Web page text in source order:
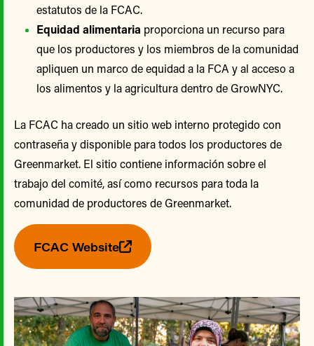
estatutos de la FCAC.
Equidad alimentaria proporciona un recurso para
que los productores y los miembros de la comunidad
apliquen un marco de equidad a la FCA y al acceso a
los alimentos y la agricultura dentro de GrowNYC.
La FCAC ha creado un sitio web interno protegido con
contraseña y disponible para todos los productores de
Greenmarket. El sitio contiene información sobre el
trabajo del comité, así como recursos para toda la
comunidad de productores de Greenmarket.
FCAC Website